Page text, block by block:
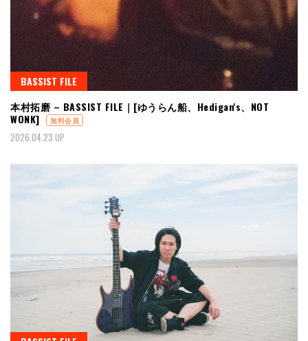
BASSIST FILE
本村拓磨 – BASSIST FILE｜[ゆうらん船、Hedigan's、NOT
WONK]
無料会員
2026.04.23 UP